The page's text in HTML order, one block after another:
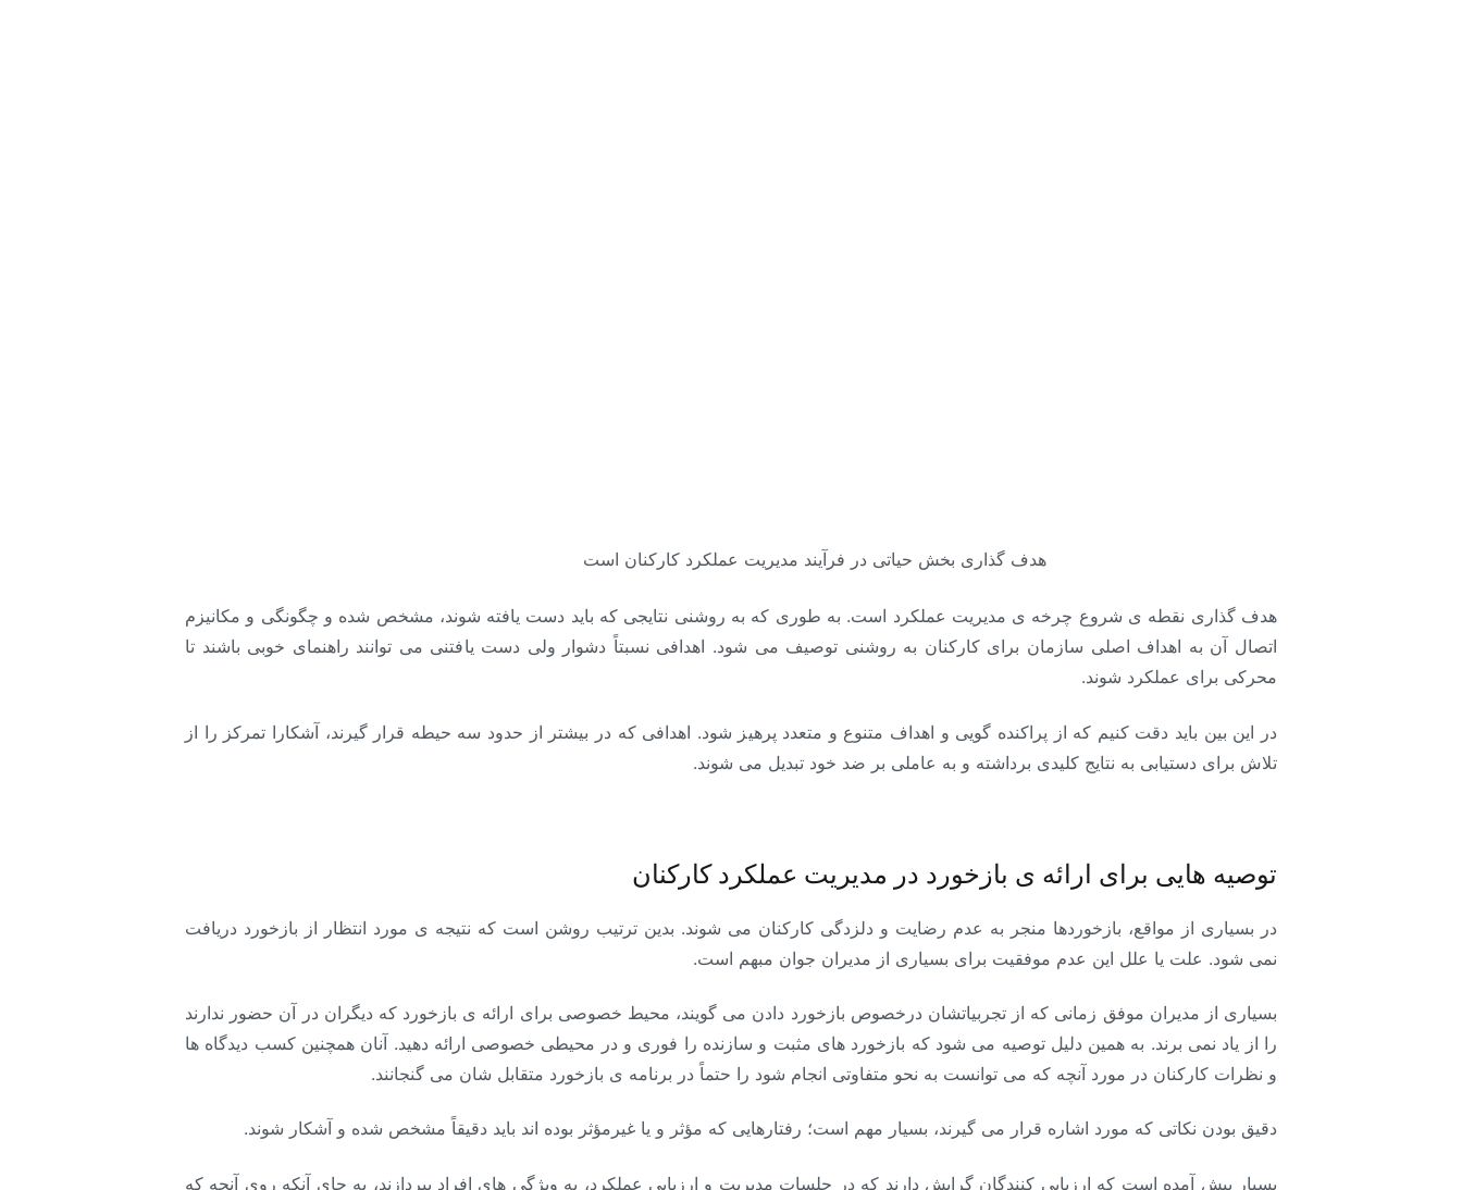
هدف گذاری بخش حیاتی در فرآیند مدیریت عملکرد کارکنان است
هدف گذاری نقطه ی شروع چرخه ی مدیریت عملکرد است. به طوری که به روشنی نتایجی که باید دست یافته شوند، مشخص شده و چگونگی و مکانیزم
اتصال آن به اهداف اصلی سازمان برای کارکنان به روشنی توصیف می شود. اهدافی نسبتاً دشوار ولی دست یافتنی می توانند راهنمای خوبی باشند تا
محرکی برای عملکرد شوند.
در این بین باید دقت کنیم که از پراکنده گویی و اهداف متنوع و متعدد پرهیز شود. اهدافی که در بیشتر از حدود سه حیطه قرار گیرند، آشکارا تمرکز را از
تلاش برای دستیابی به نتایج کلیدی برداشته و به عاملی بر ضد خود تبدیل می شوند.
توصیه هایی برای ارائه ی بازخورد در مدیریت عملکرد کارکنان
در بسیاری از مواقع، بازخوردها منجر به عدم رضایت و دلزدگی کارکنان می شوند. بدین ترتیب روشن است که نتیجه ی مورد انتظار از بازخورد دریافت
نمی شود. علت یا علل این عدم موفقیت برای بسیاری از مدیران جوان مبهم است.
بسیاری از مدیران موفق زمانی که از تجربیاتشان درخصوص بازخورد دادن می گویند، محیط خصوصی برای ارائه ی بازخورد که دیگران در آن حضور ندارند
را از یاد نمی برند. به همین دلیل توصیه می شود که بازخورد های مثبت و سازنده را فوری و در محیطی خصوصی ارائه دهید. آنان همچنین کسب دیدگاه ها
و نظرات کارکنان در مورد آنچه که می توانست به نحو متفاوتی انجام شود را حتماً در برنامه ی بازخورد متقابل شان می گنجانند.
دقیق بودن نکاتی که مورد اشاره قرار می گیرند، بسیار مهم است؛ رفتارهایی که مؤثر و یا غیرمؤثر بوده اند باید دقیقاً مشخص شده و آشکار شوند.
بسیار پیش آمده است که ارزیابی کنندگان گرایش دارند که در جلسات مدیریت و ارزیابی عملکرد، به ویژگی های افراد بپردازند، به جای آنکه روی آنچه که